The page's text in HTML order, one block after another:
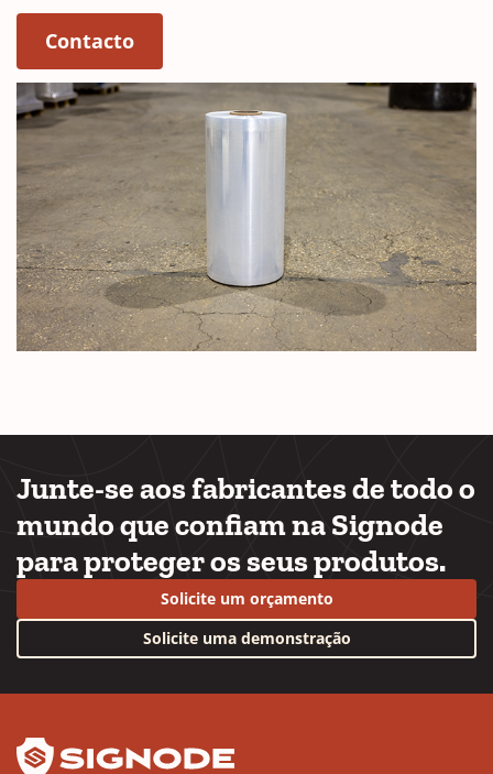
Contacto
Junte-se aos fabricantes de todo o
mundo que confiam na Signode
para proteger os seus produtos.
Solicite um orçamento
Solicite uma demonstração